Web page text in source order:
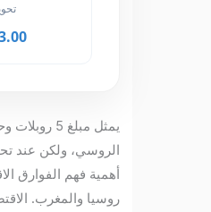
تحويل 5,000 USD
MAD
يمثل مبلغ 5
الروسي، ولكن عند
أهمية فهم الفوارق
روسيا والمغرب.